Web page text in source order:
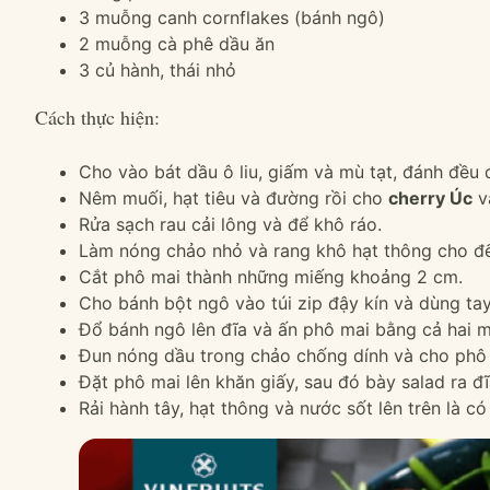
3 muỗng canh cornflakes (bánh ngô)
2 muỗng cà phê dầu ăn
3 củ hành, thái nhỏ
Cách thực hiện:
Cho vào bát dầu ô liu, giấm và mù tạt, đánh đều
Nêm muối, hạt tiêu và đường rồi cho cherry Úc
Rửa sạch rau cải lông và để khô ráo.
Làm nóng chảo nhỏ và rang khô hạt thông cho
Cắt phô mai thành những miếng khoảng 2 cm.
Cho bánh bột ngô vào túi zip đậy kín và dùng
Đổ bánh ngô lên đĩa và ấn phô mai bằng cả hai
Đun nóng dầu trong chảo chống dính và cho
Đặt phô mai lên khăn giấy, sau đó bày salad ra
Rải hành tây, hạt thông và nước sốt lên trên là